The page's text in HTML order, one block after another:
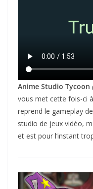
Anime Studio Tycoon
vous met cette fois-ci
reprend le gameplay
studio de jeux vidéo,
et est pour l’instant